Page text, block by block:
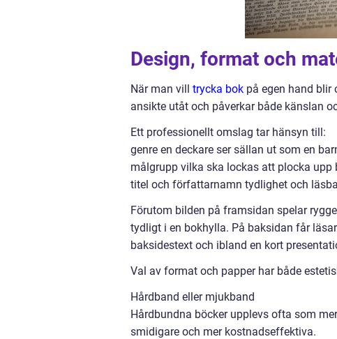
Design, format och
När man vill trycka bok på egen hand blir
ansikte utåt och påverkar både känslan
Ett professionellt omslag tar hänsyn till:
genre en deckare ser sällan ut som en
målgrupp vilka ska lockas att plocka upp
titel och författarnamn tydlighet och
Förutom bilden på framsidan spelar
tydligt i en bokhylla. På baksidan får
baksidestext och ibland en kort
Val av format och papper har både
Hårdband eller mjukband
Hårdbundna böcker upplevs ofta som
smidigare och mer kostnadseffektiva.